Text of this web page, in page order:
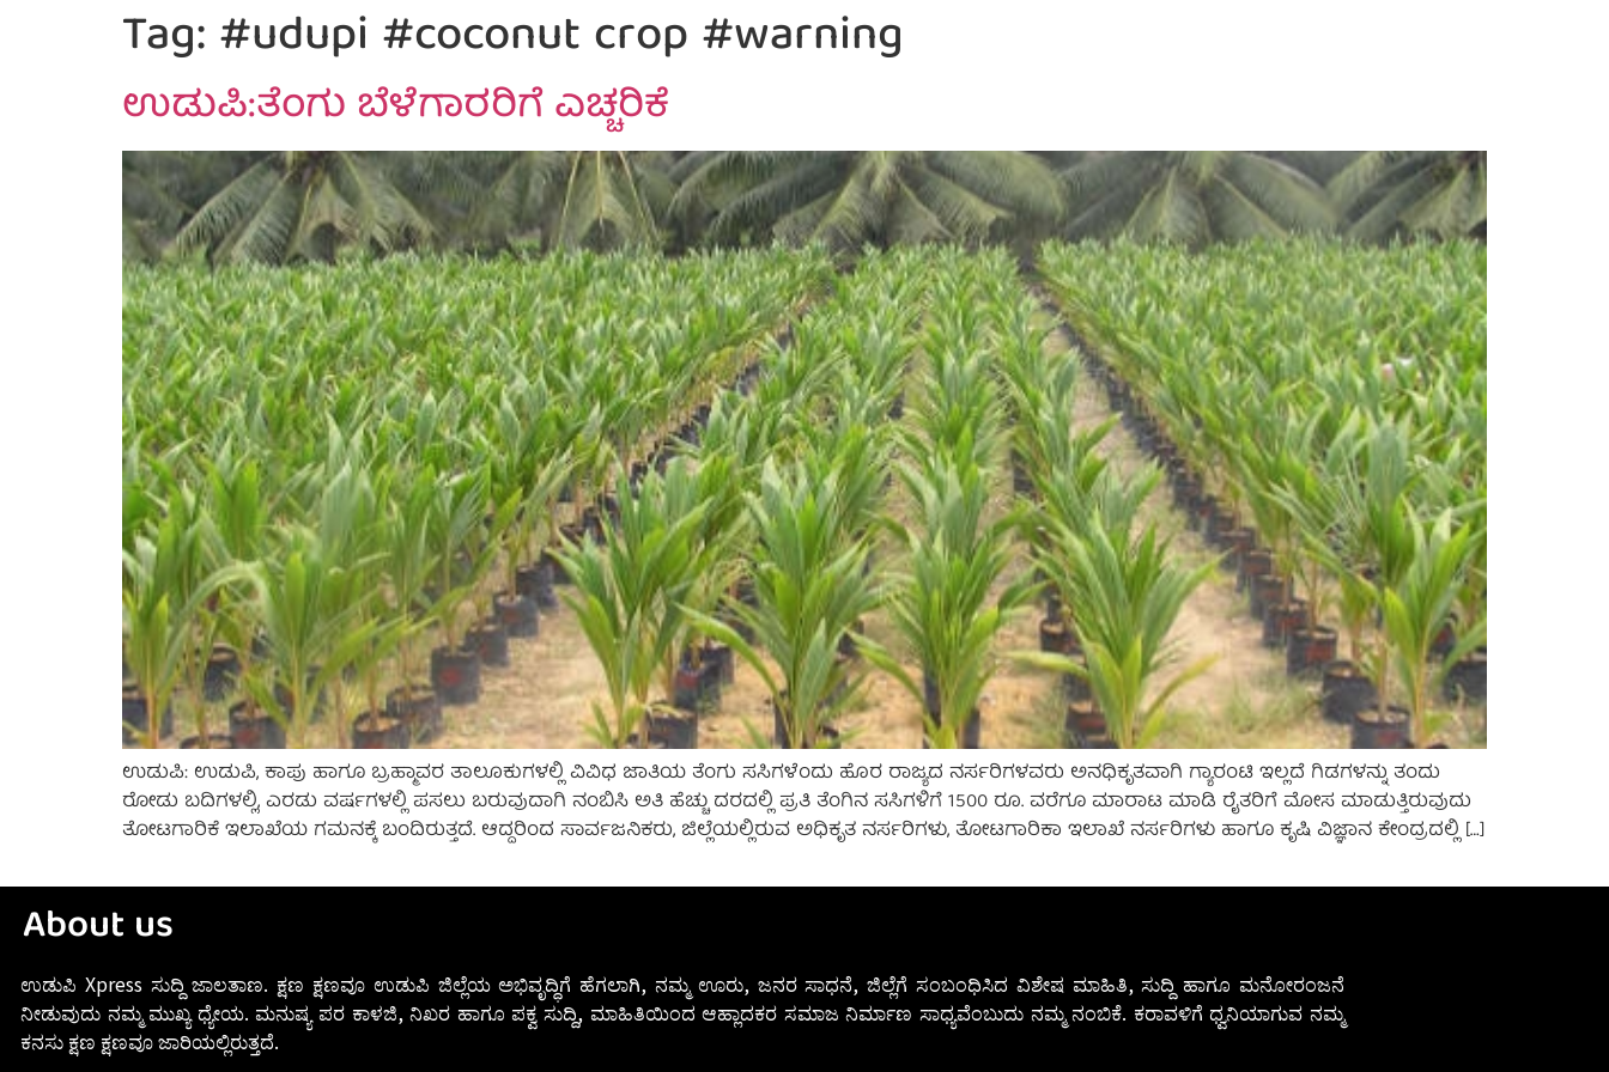
Tag:#udupi #coconut crop #warning
ಉಡುಪಿ:ತೆಂಗು ಬೆಳೆಗಾರರಿಗೆ ಎಚ್ಚರಿಕೆ
ಉಡುಪಿ: ಉಡುಪಿ, ಕಾಪು ಹಾಗೂ ಬ್ರಹ್ಮಾವರ ತಾಲೂಕುಗಳಲ್ಲಿ ವಿವಿಧ ಜಾತಿಯ ತೆಂಗು ಸಸಿಗಳೆಂದು ಹೊರ ರಾಜ್ಯದ ನರ್ಸರಿಗಳವರು ಅನಧಿಕೃತವಾಗಿ ಗ್ಯಾರಂಟಿ ಇಲ್ಲದೆ ಗಿಡಗಳನ್ನು ತಂದು
ರೋಡು ಬದಿಗಳಲ್ಲಿ, ಎರಡು ವರ್ಷಗಳಲ್ಲಿ ಪಸಲು ಬರುವುದಾಗಿ ನಂಬಿಸಿ ಅತಿ ಹೆಚ್ಚು ದರದಲ್ಲಿ ಪ್ರತಿ ತೆಂಗಿನ ಸಸಿಗಳಿಗೆ 1500 ರೂ. ವರೆಗೂ ಮಾರಾಟ ಮಾಡಿ ರೈತರಿಗೆ ಮೋಸ ಮಾಡುತ್ತಿರುವುದು
ತೋಟಗಾರಿಕೆ ಇಲಾಖೆಯ ಗಮನಕ್ಕೆ ಬಂದಿರುತ್ತದೆ. ಆದ್ದರಿಂದ ಸಾರ್ವಜನಿಕರು, ಜಿಲ್ಲೆಯಲ್ಲಿರುವ ಅಧಿಕೃತ ನರ್ಸರಿಗಳು, ತೋಟಗಾರಿಕಾ ಇಲಾಖೆ ನರ್ಸರಿಗಳು ಹಾಗೂ ಕೃಷಿ ವಿಜ್ಞಾನ ಕೇಂದ್ರದಲ್ಲಿ […]
About us
ಉಡುಪಿ Xpress ಸುದ್ದಿ ಜಾಲತಾಣ. ಕ್ಷಣ ಕ್ಷಣವೂ ಉಡುಪಿ ಜಿಲ್ಲೆಯ ಅಭಿವೃದ್ಧಿಗೆ ಹೆಗಲಾಗಿ, ನಮ್ಮ ಊರು, ಜನರ ಸಾಧನೆ, ಜಿಲ್ಲೆಗೆ ಸಂಬಂಧಿಸಿದ ವಿಶೇಷ ಮಾಹಿತಿ, ಸುದ್ದಿ ಹಾಗೂ ಮನೋರಂಜನೆ
ನೀಡುವುದು ನಮ್ಮ ಮುಖ್ಯ ಧ್ಯೇಯ. ಮನುಷ್ಯ ಪರ ಕಾಳಜಿ, ನಿಖರ ಹಾಗೂ ಪಕ್ವ ಸುದ್ದಿ, ಮಾಹಿತಿಯಿಂದ ಆಹ್ಲಾದಕರ ಸಮಾಜ ನಿರ್ಮಾಣ ಸಾಧ್ಯವೆಂಬುದು ನಮ್ಮ ನಂಬಿಕೆ. ಕರಾವಳಿಗೆ ಧ್ವನಿಯಾಗುವ ನಮ್ಮ
ಕನಸು ಕ್ಷಣ ಕ್ಷಣವೂ ಜಾರಿಯಲ್ಲಿರುತ್ತದೆ.